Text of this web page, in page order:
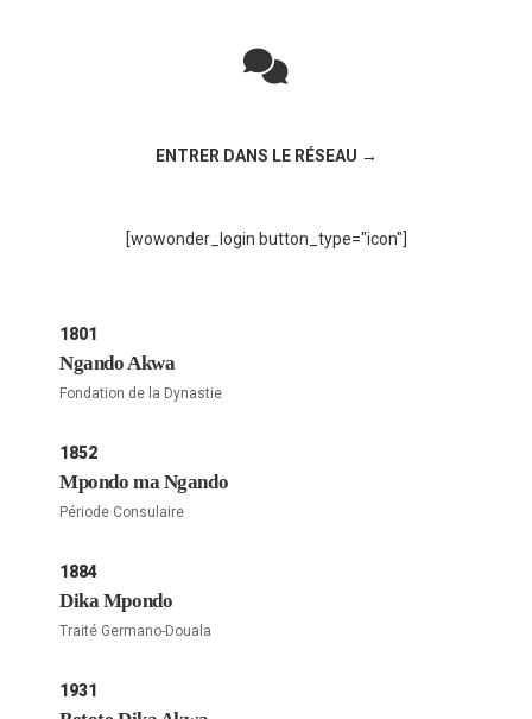
ENTRER DANS LE RÉSEAU →
[wowonder_login button_type="icon"]
1801
Ngando Akwa
Fondation de la Dynastie
1852
Mpondo ma Ngando
Période Consulaire
1884
Dika Mpondo
Traité Germano-Douala
1931